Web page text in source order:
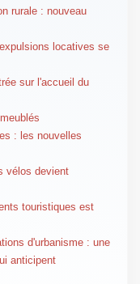
rurale : nouveau
locatives se
sur l'accueil du
: les nouvelles
vélos devient
touristiques est
d'urbanisme : une
anticipent